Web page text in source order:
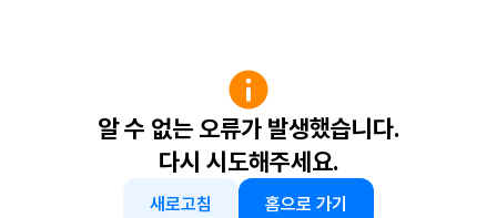
알 수 없는 오류가 발생했습니다.
다시 시도해주세요.
새로고침 홈으로 가기